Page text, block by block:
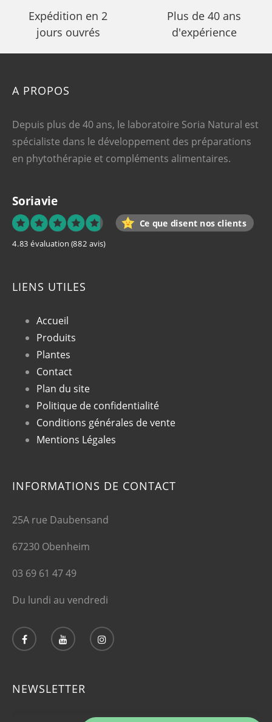
Expédition en 2
jours ouvrés
Plus de 40 ans
d'expérience
A PROPOS
Depuis plus de 40 ans, le laboratoire Soria Natural est
spécialiste dans le développement des préparations
en phytothérapie et compléments alimentaires.
Soriavie
Ce que disent nos clients
4.83 évaluation (882 avis)
LIENS UTILES
Accueil
Produits
Plantes
Contact
Plan du site
Politique de confidentialité
Conditions générales de vente
Mentions Légales
INFORMATIONS DE CONTACT
25A rue Daubensand
67230 Obenheim
03 69 61 47 49
Du lundi au vendredi
NEWSLETTER